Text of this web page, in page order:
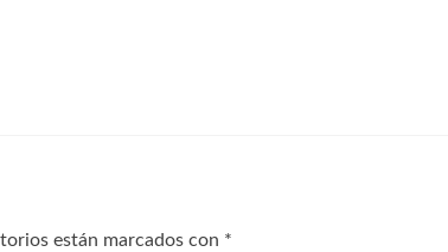
están marcados con *